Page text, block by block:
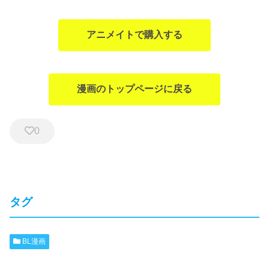
アニメイトで購入する
漫画のトップページに戻る
0
タグ
BL漫画